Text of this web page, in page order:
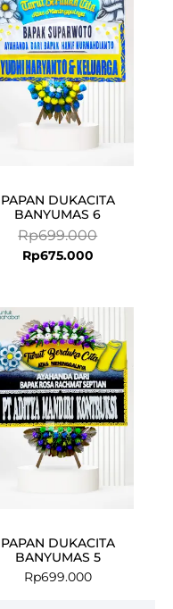
PAPAN DUKACITA
BANYUMAS 6
Rp699.000
was:
Rp699.000.
Rp675.000
is:
Rp675.000.
PAPAN DUKACITA
BANYUMAS 5
Rp699.000